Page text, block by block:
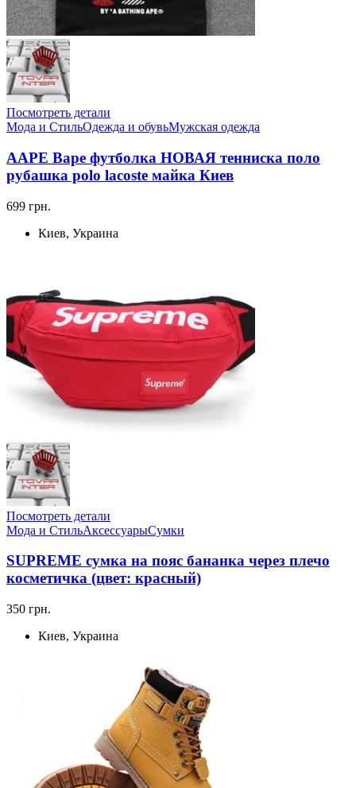
Посмотреть детали
Мода и СтильОдежда и обувьМужская одежда
AAPE Bape футболка НОВАЯ тенниска поло
рубашка polo lacoste майка Киев
699 грн.
Киев, Украина
Посмотреть детали
Мода и СтильАксессуарыСумки
SUPREME сумка на пояс бананка через плечо
косметичка (цвет: красный)
350 грн.
Киев, Украина